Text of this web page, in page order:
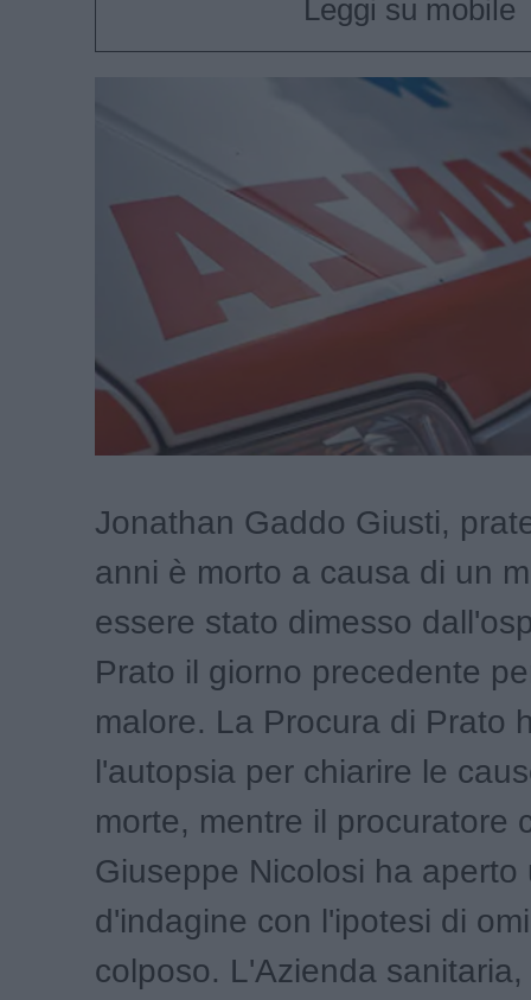
Leggi su mobile
Jonathan Gaddo Giusti,
anni è morto a causa di un
essere stato dimesso
Prato il giorno precedente
malore. La Procura di Prato
l'autopsia per chiarire le
morte, mentre il procuratore
Giuseppe Nicolosi ha aperto
d'indagine con l'ipotesi di
colposo. L'Azienda